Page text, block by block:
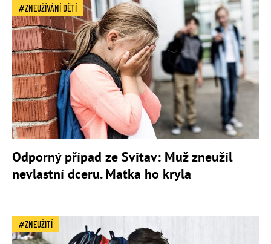
ZNEUŽÍVÁNÍ DĚTÍ
Odporný případ ze Svitav: Muž zneužil
nevlastní dceru. Matka ho kryla
ZNEUŽITÍ